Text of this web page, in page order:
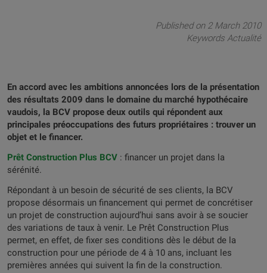
Published on 2 March 2010
Keywords Actualité
En accord avec les ambitions annoncées lors de la présentation
des résultats 2009 dans le domaine du marché hypothécaire
vaudois, la BCV propose deux outils qui répondent aux
principales préoccupations des futurs propriétaires : trouver un
objet et le financer.
Prêt Construction Plus BCV : financer un projet dans la
sérénité.
Répondant à un besoin de sécurité de ses clients, la BCV
propose désormais un financement qui permet de concrétiser
un projet de construction aujourd’hui sans avoir à se soucier
des variations de taux à venir. Le Prêt Construction Plus
permet, en effet, de fixer ses conditions dès le début de la
construction pour une période de 4 à 10 ans, incluant les
premières années qui suivent la fin de la construction.